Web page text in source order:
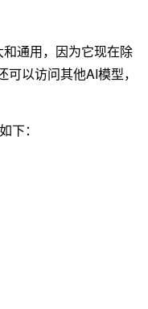
通用，因为它现在除
以访问其他AI模型，
下：